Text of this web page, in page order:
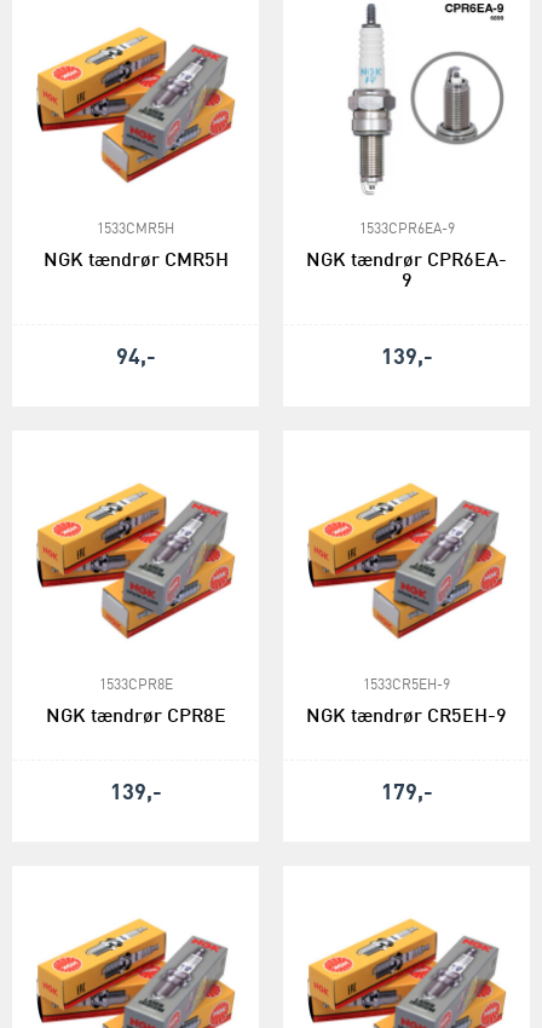
1533CMR5H
NGK tændrør CMR5H
94,-
1533CPR6EA-9
NGK tændrør CPR6EA-
9
139,-
1533CPR8E
NGK tændrør CPR8E
139,-
1533CR5EH-9
NGK tændrør CR5EH-9
179,-